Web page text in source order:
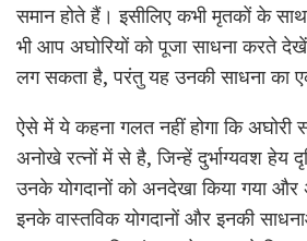
समान होते हैं। इसीलिए कभी मृतकों के
भी आप अघोरियों को पूजा साधना करते
लग सकता है, परंतु यह उनकी साधना का
ऐसे में ये कहना गलत नहीं होगा कि अघोरी
अनोखे रत्नों में से है, जिन्हें दुर्भाग्यवश हेय
उनके योगदानों को अनदेखा किया गया
इनके वास्तविक योगदानों और इनकी